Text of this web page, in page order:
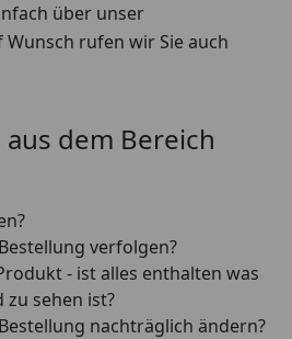
über unser
Wunsch rufen wir Sie auch
dem Bereich
verfolgen?
- ist alles enthalten was
sehen ist?
nachträglich ändern?